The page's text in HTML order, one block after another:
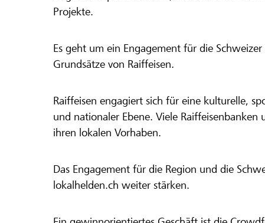
Projekte.
Es geht um ein Engagement für die
Grundsätze von Raiffeisen.
Raiffeisen engagiert sich für eine kulturelle,
und nationaler Ebene. Viele
ihren lokalen Vorhaben.
Das Engagement für die Region und die
lokalhelden.ch weiter stärken.